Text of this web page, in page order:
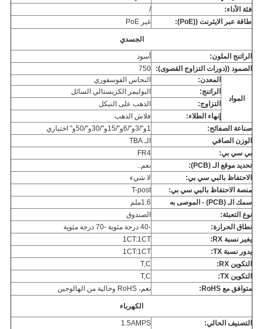
فئة الأداء:
/
طاقة عبر الايثرنت ((PoE):
غير PoE
الجسدي
الراتنج الملون:
أسود
الصمود ((دورات التزاوج القصوى):
750
المواد
المعدن:
النحاس الفوسفوري
الراتنج:
البوليمر الكريستالي السائل
التزاوج:
الذهب على النيكل
إنهاء الطلاء:
فلاش الذهب
صناعة الصفائح:
1و"/3و"/6و"/15و"/30و"/50و" اختياري
الوزن الصافي
الـ TBA
بي سي بي:
FR4
تحديد موقع الـ (PCB):
نعم..
الاحتفاظ بالبي سي بي:
لا شيء
منصة الاحتفاظ بالبي سي بي:
T-post
سمك الـ (PCB) - الموصى به
1.6ملم
نوع التعبئة:
الصندوق
نطاق الحرارة:
-40 درجة مئوية -70 درجة مئوية
يغير نسبة RX:
1CT:1CT
يدور نسبة TX:
1CT:1CT
التكوين RX:
T,C
التكوين TX:
T,C
متوافق مع RoHS:
نعم، RoHS وخالية من الهالوجين
الكهرباء
التصنيف الحالي:
1.5AMPS